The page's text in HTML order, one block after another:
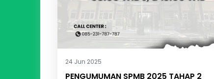
24 Jun 2025
PENGUMUMAN SPMB 2025 TAHAP 2